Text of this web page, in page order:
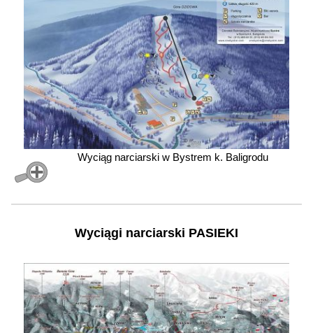
Wyciąg narciarski w Bystrem k. Baligrodu
Wyciągi narciarski PASIEKI